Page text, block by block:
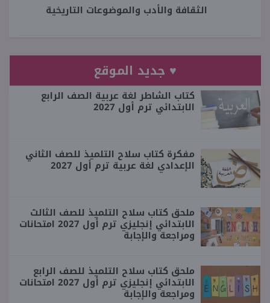
الثقافة والأدب والموضوعات التاريخية
♥ جديد الموقع
كتاب الشاطر لغة عربية الصف الرابع
الابتدائي ترم أول 2027
مفكرة كتاب سلاح التلميذ للصف الثاني
الإعدادي لغة عربية ترم أول 2027
ملحق كتاب سلاح التلميذ للصف الثالث
الابتدائي إنجليزي ترم أول 2027 امتحانات
ومراجعة والإجابة
ملحق كتاب سلاح التلميذ للصف الرابع
الابتدائي إنجليزي ترم أول 2027 امتحانات
ومراجعة والإجابة